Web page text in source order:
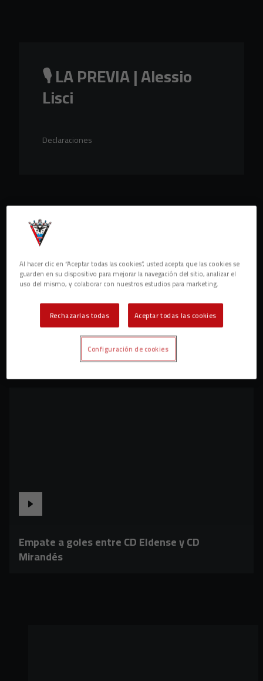
🎙️ LA PREVIA | Alessio
Lisci
Declaraciones
Empate a goles entre CD Eldense y CD
Mirandés
Al hacer clic en “Aceptar todas las cookies”, usted acepta que las cookies se
guarden en su dispositivo para mejorar la navegación del sitio, analizar el
uso del mismo, y colaborar con nuestros estudios para marketing.
Rechazarlas todas Aceptar todas las cookies
Configuración de cookies